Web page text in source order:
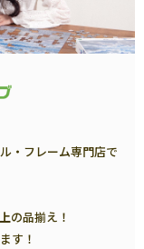
・フレーム専門店で
の品揃え！
す！